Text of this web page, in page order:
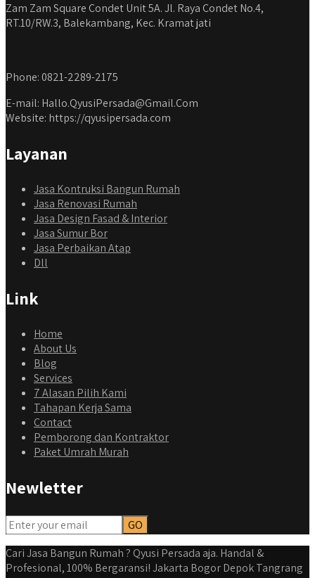
qyusipersada
Dalah satu hasil karya Qyusi persada, merenovasi rumah
biasa jadi rumah mewah dengan budget 400an, kira kira
gimana ya hasilnya...
Zam Zam Square Condet Unit 5A. Jl. Raya Condet No.4,
RT.10/RW.3, Balekambang, Kec. Kramat jati
Phone: 0821-2289-2175
E-mail: Hallo.QyusiPersada@Gmail.Com
Website: https://qyusipersada.com
Layanan
Jasa Kontruksi Bangun Rumah
Jasa Renovasi Rumah
Jasa Design Fasad & Interior
Jasa Sumur Bor
Jasa Perbaikan Atap
Dll
Link
Home
About Us
Blog
Services
7 Alasan Pilih Kami
Tahapan Kerja Sama
Contact
Pemborong dan Kontraktor
Paket Umrah Murah
Newletter
Cari Jasa Bangun Rumah ? Qyusi Persada aja. Handal &
Profesional, 100% Bergaransi! Jakarta Bogor Depok Tangrang